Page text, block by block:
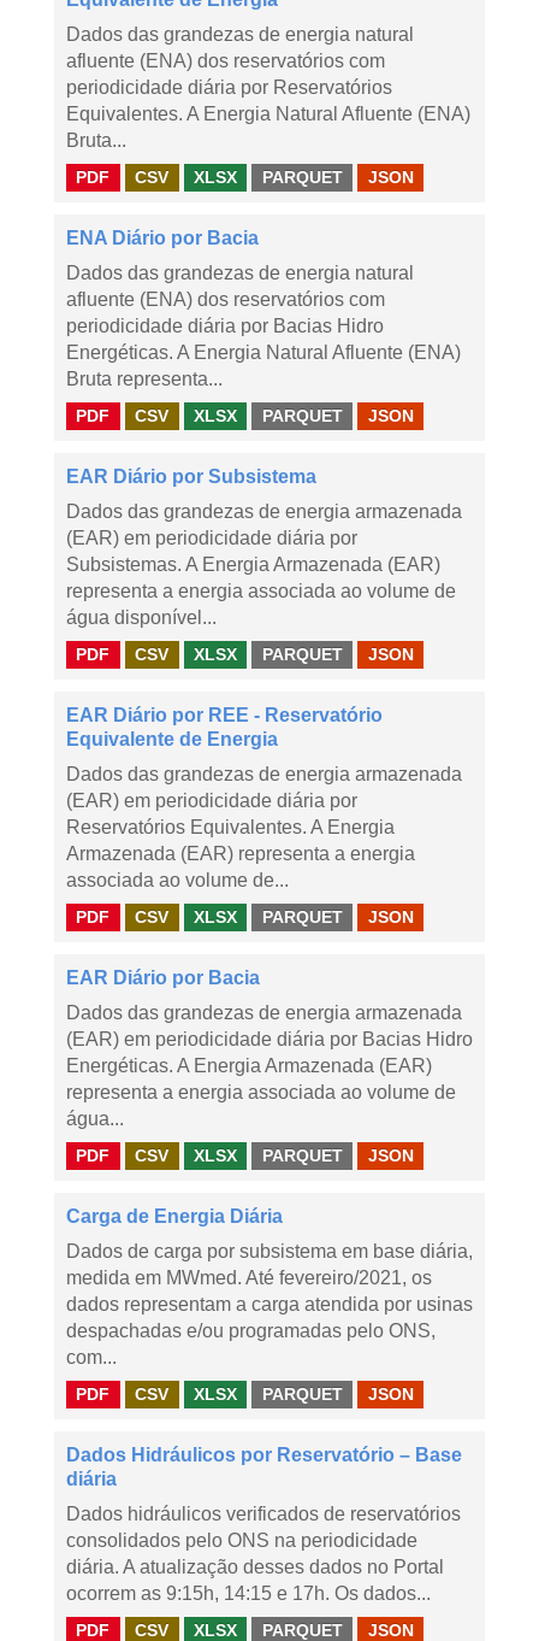
Dados das grandezas de energia natural
afluente (ENA) dos reservatórios com
periodicidade diária por Reservatórios
Equivalentes. A Energia Natural Afluente (ENA)
Bruta...
PDF CSV XLSX PARQUET JSON
ENA Diário por Bacia
Dados das grandezas de energia natural
afluente (ENA) dos reservatórios com
periodicidade diária por Bacias Hidro
Energéticas. A Energia Natural Afluente (ENA)
Bruta representa...
PDF CSV XLSX PARQUET JSON
EAR Diário por Subsistema
Dados das grandezas de energia armazenada
(EAR) em periodicidade diária por
Subsistemas. A Energia Armazenada (EAR)
representa a energia associada ao volume de
água disponível...
PDF CSV XLSX PARQUET JSON
EAR Diário por REE - Reservatório
Equivalente de Energia
Dados das grandezas de energia armazenada
(EAR) em periodicidade diária por
Reservatórios Equivalentes. A Energia
Armazenada (EAR) representa a energia
associada ao volume de...
PDF CSV XLSX PARQUET JSON
EAR Diário por Bacia
Dados das grandezas de energia armazenada
(EAR) em periodicidade diária por Bacias Hidro
Energéticas. A Energia Armazenada (EAR)
representa a energia associada ao volume de
água...
PDF CSV XLSX PARQUET JSON
Carga de Energia Diária
Dados de carga por subsistema em base diária,
medida em MWmed. Até fevereiro/2021, os
dados representam a carga atendida por usinas
despachadas e/ou programadas pelo ONS,
com...
PDF CSV XLSX PARQUET JSON
Dados Hidráulicos por Reservatório – Base
diária
Dados hidráulicos verificados de reservatórios
consolidados pelo ONS na periodicidade
diária. A atualização desses dados no Portal
ocorrem as 9:15h, 14:15 e 17h. Os dados...
PDF CSV XLSX PARQUET JSON